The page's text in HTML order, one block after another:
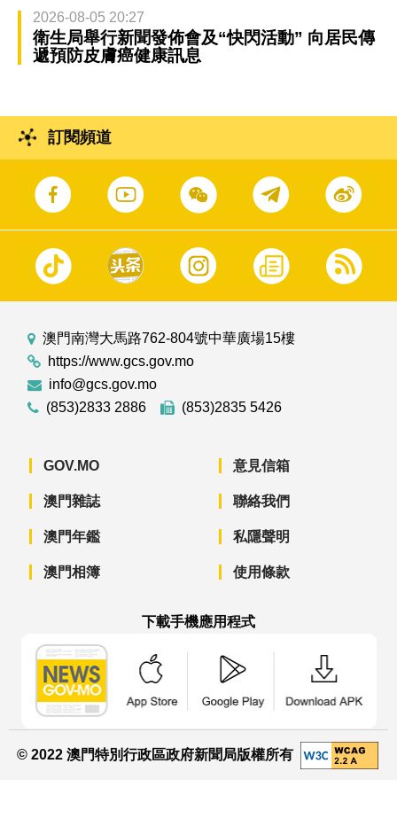
2026-08-05 20:27
衛生局舉行新聞發佈會及“快閃活動” 向居民傳
遞預防皮膚癌健康訊息
訂閱頻道
澳門南灣大馬路762-804號中華廣場15樓
https://www.gcs.gov.mo
info@gcs.gov.mo
(853)2833 2886
(853)2835 5426
GOV.MO
澳門雜誌
澳門年鑑
澳門相簿
意見信箱
聯絡我們
私隱聲明
使用條款
下載手機應用程式
© 2022 澳門特別行政區政府新聞局版權所有